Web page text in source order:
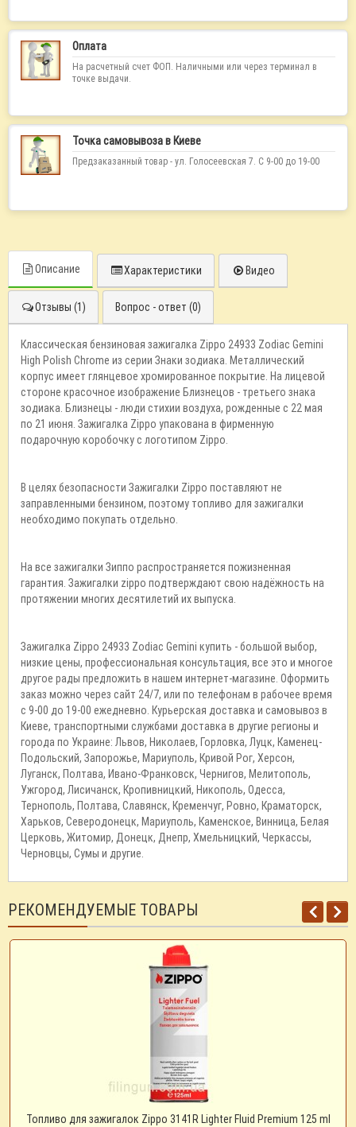
Оплата
На расчетный счет ФОП. Наличными или через терминал в
точке выдачи.
Точка самовывоза в Киеве
Предзаказанный товар - ул. Голосеевская 7. С 9-00 до 19-00
Описание Характеристики Видео
Отзывы (1) Вопрос - ответ (0)
Классическая бензиновая зажигалка Zippo 24933 Zodiac Gemini
High Polish Chrome из серии Знаки зодиака. Металлический
корпус имеет глянцевое хромированное покрытие. На лицевой
стороне красочное изображение Близнецов - третьего знака
зодиака. Близнецы - люди стихии воздуха, рожденные с 22 мая
по 21 июня. Зажигалка Zippo упакована в фирменную
подарочную коробочку с логотипом Zippo.
В целях безопасности Зажигалки Zippo поставляют не
заправленными бензином, поэтому топливо для зажигалки
необходимо покупать отдельно.
На все зажигалки Зиппо распространяется пожизненная
гарантия. Зажигалки zippo подтверждают свою надёжность на
протяжении многих десятилетий их выпуска.
Зажигалка Zippo 24933 Zodiac Gemini купить - большой выбор,
низкие цены, профессиональная консультация, все это и многое
другое рады предложить в нашем интернет-магазине. Оформить
заказ можно через сайт 24/7, или по телефонам в рабочее время
с 9-00 до 19-00 ежедневно. Курьерская доставка и самовывоз в
Киеве, транспортными службами доставка в другие регионы и
города по Украине: Львов, Николаев, Горловка, Луцк, Каменец-
Подольский, Запорожье, Мариуполь, Кривой Рог, Херсон,
Луганск, Полтава, Ивано-Франковск, Чернигов, Мелитополь,
Ужгород, Лисичанск, Кропивницкий, Никополь, Одесса,
Тернополь, Полтава, Славянск, Кременчуг, Ровно, Краматорск,
Харьков, Северодонецк, Мариуполь, Каменское, Винница, Белая
Церковь, Житомир, Донецк, Днепр, Хмельницкий, Черкассы,
Черновцы, Сумы и другие.
РЕКОМЕНДУЕМЫЕ ТОВАРЫ
Топливо для зажигалок Zippo 3141R Lighter Fluid Premium 125 ml